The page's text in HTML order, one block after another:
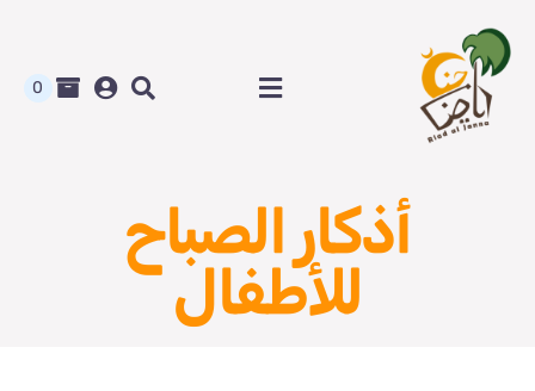
content
Toggle
متجر رياض الجنة
المدونة و أوراق العمل
0
أذكار الصباح
للأطفال